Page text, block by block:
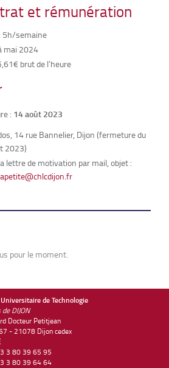
et rémunération
5h/semaine
mai 2024
brut de l’heure
: 14 août 2023
14 rue Bannelier, Dijon (fermeture du
2023)
lettre de motivation par mail, objet :
pour le moment.
de Technologie
DIJON
Docteur Petitjean
- 21078 Dijon cedex
3 80 39 65 95
3 80 39 64 64